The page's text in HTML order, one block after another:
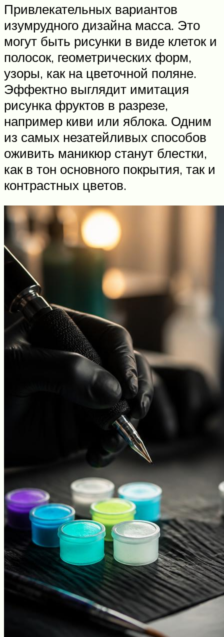
Привлекательных вариантов
изумрудного дизайна масса. Это
могут быть рисунки в виде клеток и
полосок, геометрических форм,
узоры, как на цветочной поляне.
Эффектно выглядит имитация
рисунка фруктов в разрезе,
например киви или яблока. Одним
из самых незатейливых способов
оживить маникюр станут блестки,
как в тон основного покрытия, так и
контрастных цветов.